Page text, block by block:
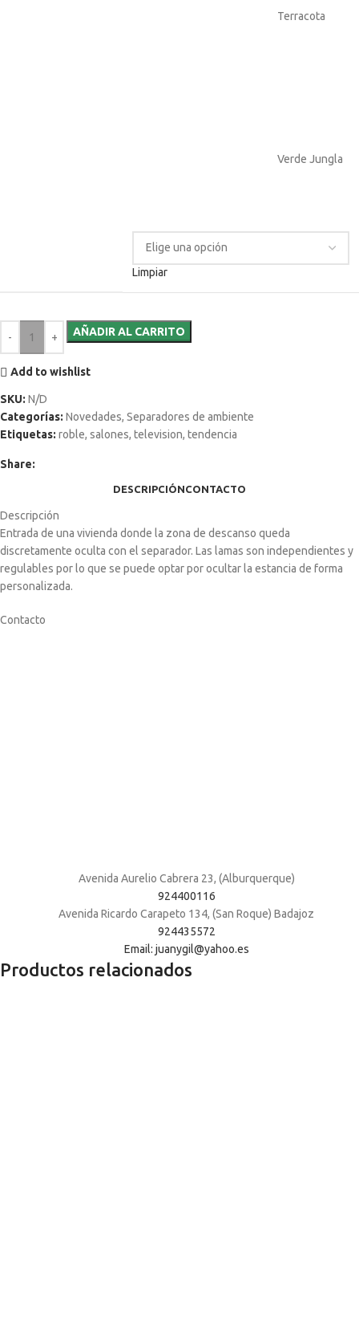
Terracota
Verde Jungla
Limpiar
AÑADIR AL CARRITO
Add to wishlist
SKU: N/D
Categorías: Novedades, Separadores de ambiente
Etiquetas: roble, salones, television, tendencia
Share:
DESCRIPCIÓNCONTACTO
Descripción
Entrada de una vivienda donde la zona de descanso queda
discretamente oculta con el separador. Las lamas son independientes y
regulables por lo que se puede optar por ocultar la estancia de forma
personalizada.
Contacto
Avenida Aurelio Cabrera 23, (Alburquerque)
924400116
Avenida Ricardo Carapeto 134, (San Roque) Badajoz
924435572
Email: juanygil@yahoo.es
Productos relacionados